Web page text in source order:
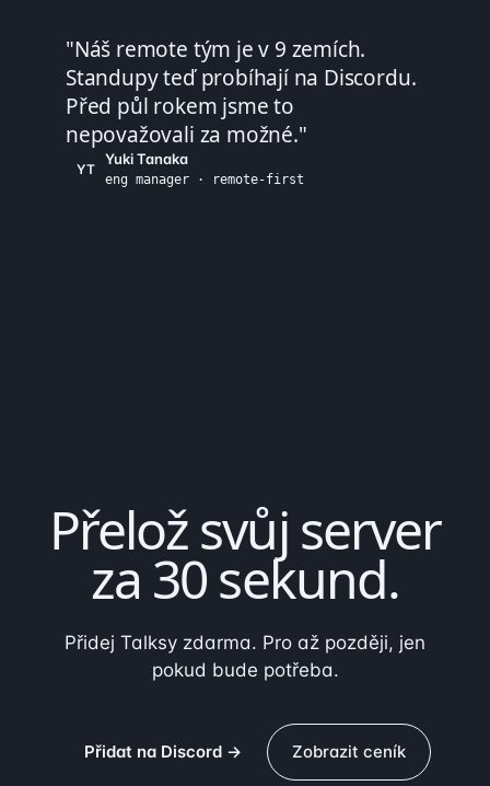
"Náš remote tým je v 9 zemích.
Standupy teď probíhají na Discordu.
Před půl rokem jsme to
nepovažovali za možné."
YT
Yuki Tanaka
eng manager · remote-first
Přelož svůj server
za 30 sekund.
Přidej Talksy zdarma. Pro až později, jen
pokud bude potřeba.
Přidat na Discord → Zobrazit ceník